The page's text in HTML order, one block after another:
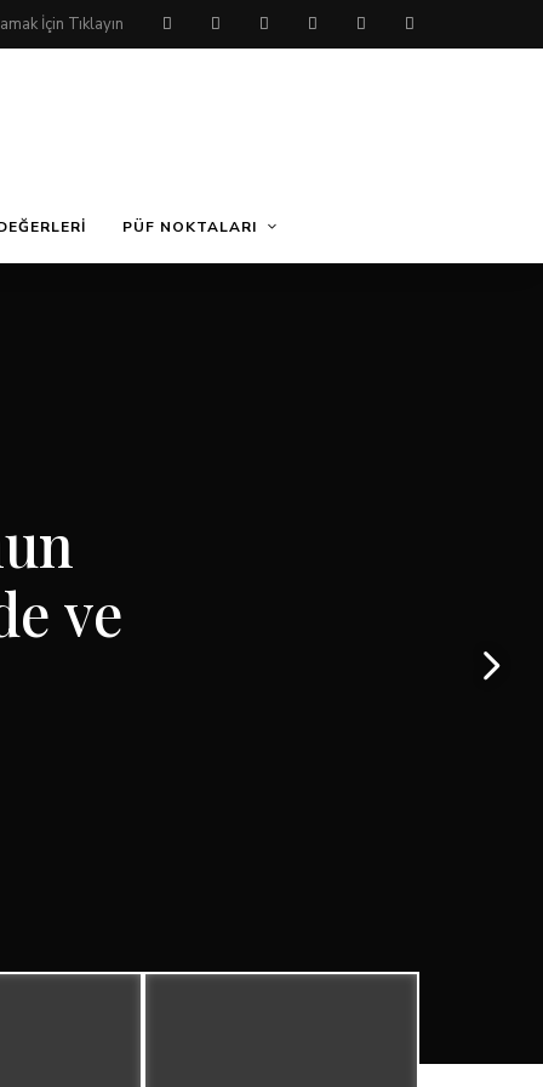
PÜF NOKTALARI
ve